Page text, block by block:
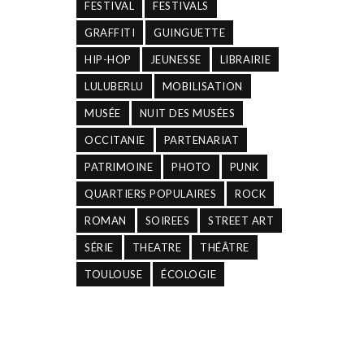
FESTIVAL FESTIVALS
GRAFFITI GUINGUETTE
HIP-HOP JEUNESSE LIBRAIRIE
LULUBERLU MOBILISATION
MUSÉE NUIT DES MUSÉES
OCCITANIE PARTENARIAT
PATRIMOINE PHOTO PUNK
QUARTIERS POPULAIRES ROCK
ROMAN SOIREES STREET ART
SÉRIE THEATRE THÉÂTRE
TOULOUSE ÉCOLOGIE